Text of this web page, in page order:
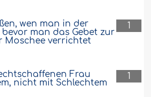
1
wen man in der
man das Gebet zur
Moschee verrichtet
1
Frau
nicht mit Schlechtem